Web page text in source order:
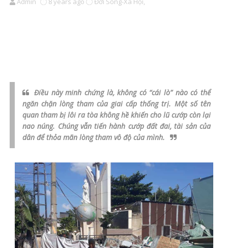
Điều này minh chứng là, không có “cái lò” nào có thể
ngăn chặn lòng tham của giai cấp thống trị. Một số tên
quan tham bị lôi ra tòa không hề khiến cho lũ cướp còn lại
nao núng. Chúng vẫn tiến hành cướp đất đai, tài sản của
dân để thỏa mãn lòng tham vô độ của mình.